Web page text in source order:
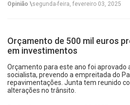
Opinião \segunda-feira, fevereiro 03, 2025
Orçamento de 500 mil euros
em investimentos
Orçamento para este ano foi aprovado
socialista, prevendo a empreitada do
repavimentações. Junta tem reunido
alterações no trânsito.